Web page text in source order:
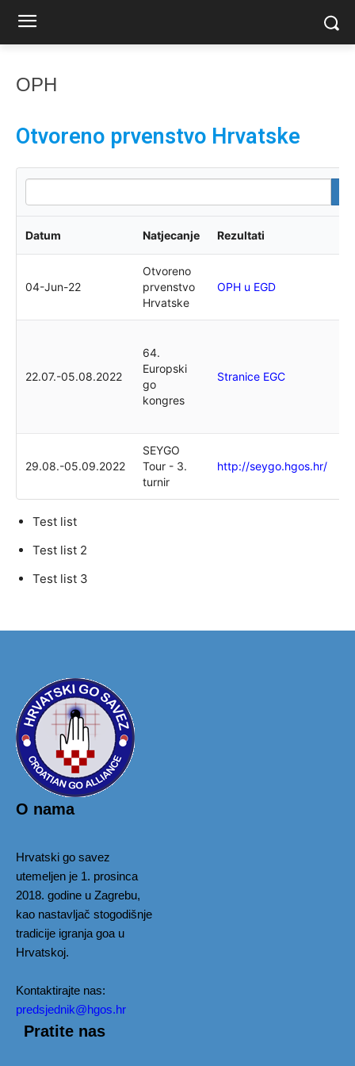
OPH
Otvoreno prvenstvo Hrvatske
Datum Natjecanje Rezultati
04-Jun-22
Otvoreno
prvenstvo
Hrvatske
OPH u EGD
22.07.-05.08.2022
64.
Europski
go
kongres
Stranice EGC
29.08.-05.09.2022
SEYGO
Tour - 3.
turnir
http://seygo.hgos.hr/
Test list
Test list 2
Test list 3
O nama
Hrvatski go savez
utemeljen je 1. prosinca
2018. godine u Zagrebu,
kao nastavljač stogodišnje
tradicije igranja goa u
Hrvatskoj.
Kontaktirajte nas:
predsjednik@hgos.hr
Pratite nas